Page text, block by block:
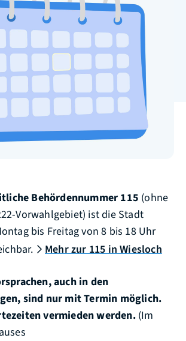
Behördennummer 115 (ohne
Vorwahlgebiet) ist die Stadt
bis Freitag von 8 bis 18 Uhr
Mehr zur 115 in Wiesloch
auch in den
sind nur mit Termin möglich.
vermieden werden. (Im